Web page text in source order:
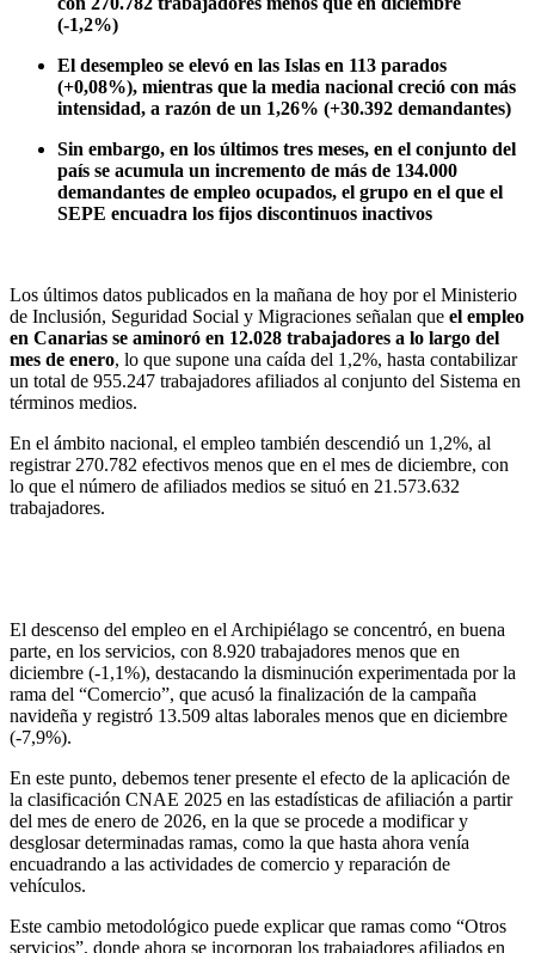
(-1,2%)
El desempleo se elevó en las Islas en 113 parados
(+0,08%), mientras que la media nacional creció con más
intensidad, a razón de un 1,26% (+30.392 demandantes)
Sin embargo, en los últimos tres meses, en el conjunto del
país se acumula un incremento de más de 134.000
demandantes de empleo ocupados, el grupo en el que el
SEPE encuadra los fijos discontinuos inactivos
Los últimos datos publicados en la mañana de hoy por el Ministerio
de Inclusión, Seguridad Social y Migraciones señalan que el empleo
en Canarias se aminoró en 12.028 trabajadores a lo largo del
mes de enero, lo que supone una caída del 1,2%, hasta contabilizar
un total de 955.247 trabajadores afiliados al conjunto del Sistema en
términos medios.
En el ámbito nacional, el empleo también descendió un 1,2%, al
registrar 270.782 efectivos menos que en el mes de diciembre, con
lo que el número de afiliados medios se situó en 21.573.632
trabajadores.
El descenso del empleo en el Archipiélago se concentró, en buena
parte, en los servicios, con 8.920 trabajadores menos que en
diciembre (-1,1%), destacando la disminución experimentada por la
rama del “Comercio”, que acusó la finalización de la campaña
navideña y registró 13.509 altas laborales menos que en diciembre
(-7,9%).
En este punto, debemos tener presente el efecto de la aplicación de
la clasificación CNAE 2025 en las estadísticas de afiliación a partir
del mes de enero de 2026, en la que se procede a modificar y
desglosar determinadas ramas, como la que hasta ahora venía
encuadrando a las actividades de comercio y reparación de
vehículos.
Este cambio metodológico puede explicar que ramas como “Otros
servicios”, donde ahora se incorporan los trabajadores afiliados en